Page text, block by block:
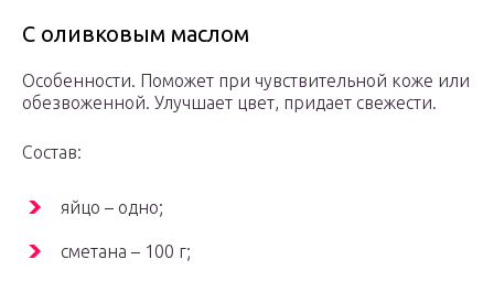
С оливковым маслом
Особенности. Поможет при чувствительной коже или
обезвоженной. Улучшает цвет, придает свежести.
Состав:
яйцо – одно;
сметана – 100 г;